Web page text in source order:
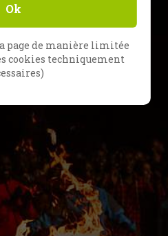
Ok
page de manière limitée
cookies techniquement